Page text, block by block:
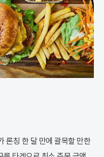
론칭 한 달 만에 괄목할 만한